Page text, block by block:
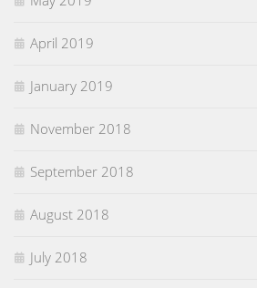
April 2019
January 2019
November 2018
September 2018
August 2018
July 2018